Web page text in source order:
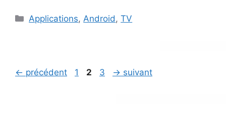
Catégories
Applications, Android ,TV
← précédent Page
1 Page
2 Page
3 → suivant